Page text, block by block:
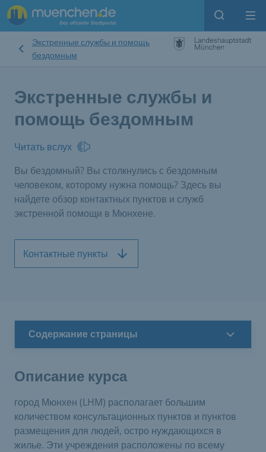
Open
Экстренные службы и помощь
бездомным
Экстренные службы и
помощь бездомным
Читать вслух
Вы бездомный? Вы столкнулись с бездомным
человеком, которому нужна помощь? Здесь вы
найдете обзор контактных пунктов и служб
экстренной помощи в Мюнхене.
Контактные пункты
Содержание страницы
Описание курса
город Мюнхен (LHM) располагает большим
количеством консультационных пунктов и пунктов
размещения для людей, остро нуждающихся в
жилье. Эти учреждения расположены по всему